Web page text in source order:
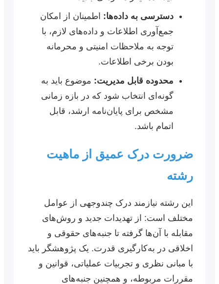
دسترسی به داده‌ها:اطمینان از امکان
جمع‌آوری اطلاعات و داده‌های لازم، با
توجه به ملاحظات امنیتی و محرمانه
بودن برخی اطلاعات.
محدوده قابل مدیریت:موضوع باید به
گونه‌ای انتخاب شود که در بازه زمانی
مشخص برای پایان‌نامه ارشد، قابل
اتمام باشد.
ضرورت درک عمیق از ماهیت
رشته
این رشته نیازمند درک چندوجهی از عوامل
مختلف است: از تهدیدات جدید و روش‌های
مقابله با آن‌ها گرفته تا جنبه‌های حقوقی و
اخلاقی در به‌کارگیری قدرت. یک پژوهشگر باید
با مبانی نظری و تجربیات عملیاتی، قوانین و
مقررات مربوطه، و همچنین جنبه‌های